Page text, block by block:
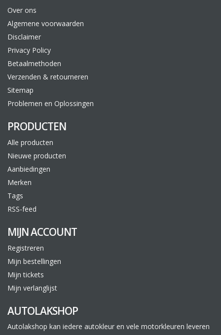
Over ons
Algemene voorwaarden
Disclaimer
Privacy Policy
Betaalmethoden
Verzenden & retourneren
Sitemap
Problemen en Oplossingen
PRODUCTEN
Alle producten
Nieuwe producten
Aanbiedingen
Merken
Tags
RSS-feed
MIJN ACCOUNT
Registreren
Mijn bestellingen
Mijn tickets
Mijn verlanglijst
AUTOLAKSHOP
Autolakshop kan iedere autokleur en vele motorkleuren leveren